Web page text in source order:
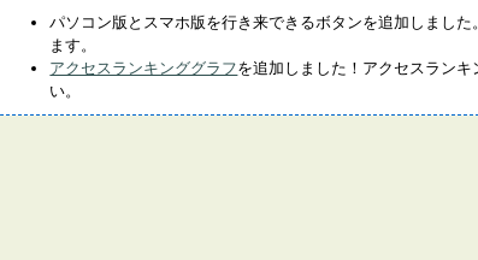
パソコン版とスマホ版を行き来できるボタンを追加しまし
ます。
アクセスランキンググラフを追加しました！アクセスラン
い。